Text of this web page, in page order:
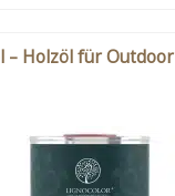
– Holzöl für